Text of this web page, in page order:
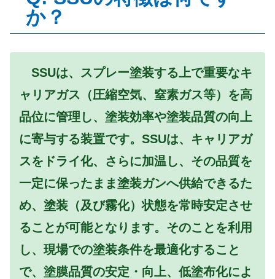
か？
SSUは、スプレー塗装する上で重要なキ
ャリアガス（圧縮空気、窒素ガス等）を高
品位に管理し、塗装効率や塗装品質の向上
に寄与する装置です。 SSUは、キャリアガ
スをドライ化、さらに加温し、その品質を
一定に保ったまま塗装ガンへ供給できるた
め、塗装（及び霧化）状態を常時安定させ
ることが可能となります。そのことを利用
し、現場での塗装条件を最適化すること
で、塗膜品質の安定・向上、低塗布化によ